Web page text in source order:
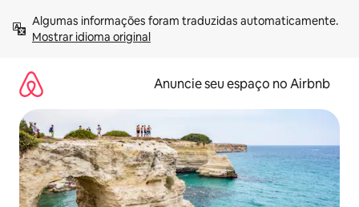
para
Mostrar idioma original
Anuncie seu espaço no Airbnb